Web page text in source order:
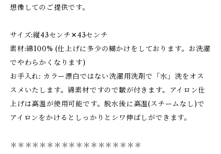
想像してのご提供です。
サイズ:縦43センチ✕43センチ
素材:綿100% (仕上げに多少の糊かけをしております。お洗濯
でやわらかくなります)
お手入れ: カラー漂白ではない洗濯用洗剤で「水」洗をオス
スメいたします。綿素材ですので皺が付きます。アイロン仕
上げは高温が使用可能です。脱水後に高温(スチームなし)で
アイロンをかけるとしっかりとシワ伸ばしができます。
＊＊＊＊＊＊＊＊＊＊＊＊＊＊＊＊＊＊